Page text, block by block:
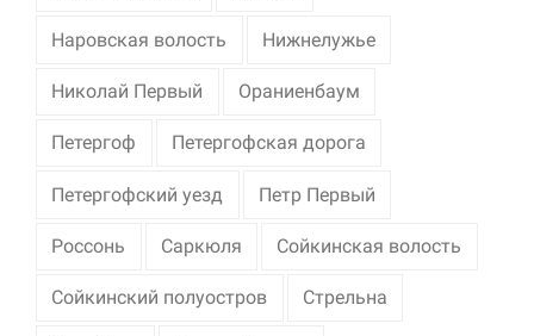
Наровская волость Нижнелужье
Николай Первый Ораниенбаум
Петергоф Петергофская дорога
Петергофский уезд Петр Первый
Россонь Саркюля Сойкинская волость
Сойкинский полуостров Стрельна